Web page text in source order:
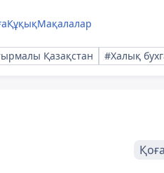
ҚұқықМақалалар
Қазақстан #Халық